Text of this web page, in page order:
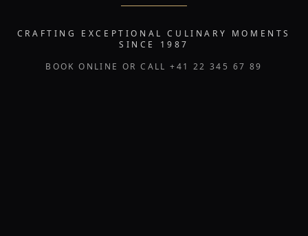
CRAFTING EXCEPTIONAL CULINARY MOMENTS
SINCE 1987
BOOK ONLINE OR CALL +41 22 345 67 89